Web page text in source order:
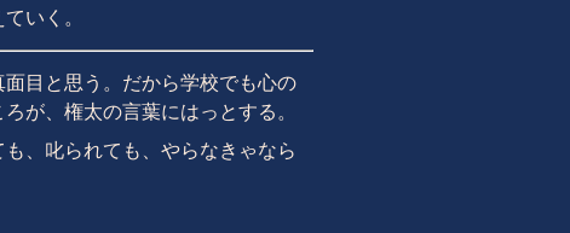
いく。
目と思う。だから学校でも心の
が、権太の言葉にはっとする。
、叱られても、やらなきゃなら